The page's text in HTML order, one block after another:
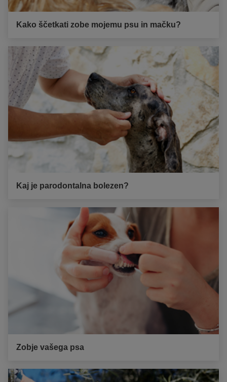
Kako ščetkati zobe mojemu psu in mačku?
Kaj je parodontalna bolezen?
Zobje vašega psa